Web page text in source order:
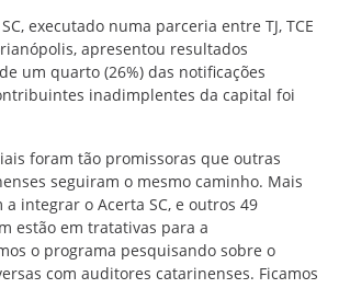
executado numa parceria entre TJ, TCE
apresentou resultados
um quarto (26%) das notificações
inadimplentes da capital foi
foram tão promissoras que outras
seguiram o mesmo caminho. Mais
a integrar o Acerta SC, e outros 49
estão em tratativas para a
o programa pesquisando sobre o
com auditores catarinenses. Ficamos